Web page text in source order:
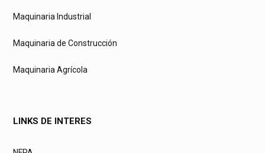
Maquinaria Industrial
Maquinaria de Construcción
Maquinaria Agrícola
LINKS DE INTERES